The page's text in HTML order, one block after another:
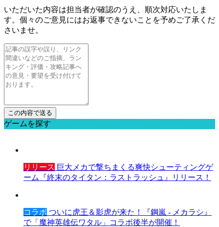
いただいた内容は担当者が確認のうえ、順次対応いたしま
す。個々のご意見にはお返事できないことを予めご了承くだ
さいませ。
ゲームを探す
リリース 巨大メカで撃ちまくる爽快シューティングゲ
ーム『終末のタイタン：ラストラッシュ』リリース！
コラボ ついに虎王＆影虎が来た！『鋼嵐 - メカラシ』
で「魔神英雄伝ワタル」コラボ後半が開催！